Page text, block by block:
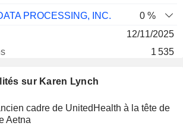
PROCESSING, INC.
0 %
12/11/2025
1 535
sur Karen Lynch
cadre de UnitedHealth à la tête de
Aetna